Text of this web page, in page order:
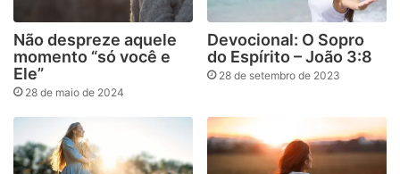
Não despreze aquele
momento “só você e
Ele”
28 de maio de 2024
Devocional: O Sopro
do Espírito – João 3:8
28 de setembro de 2023